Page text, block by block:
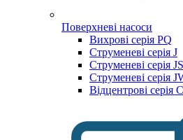
Поверхневі насоси
Вихрові серія PQ
Струменеві серія J
Струменеві серія JS
Струменеві серія
Відцентрові серія